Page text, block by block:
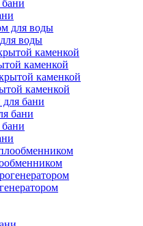
воды
каменкой
каменкой
бани